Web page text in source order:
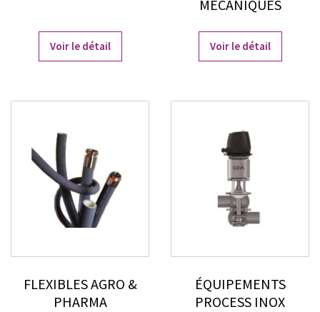
Voir le détail
MÉCANIQUES
Voir le détail
FLEXIBLES AGRO &
PHARMA
ÉQUIPEMENTS
PROCESS INOX